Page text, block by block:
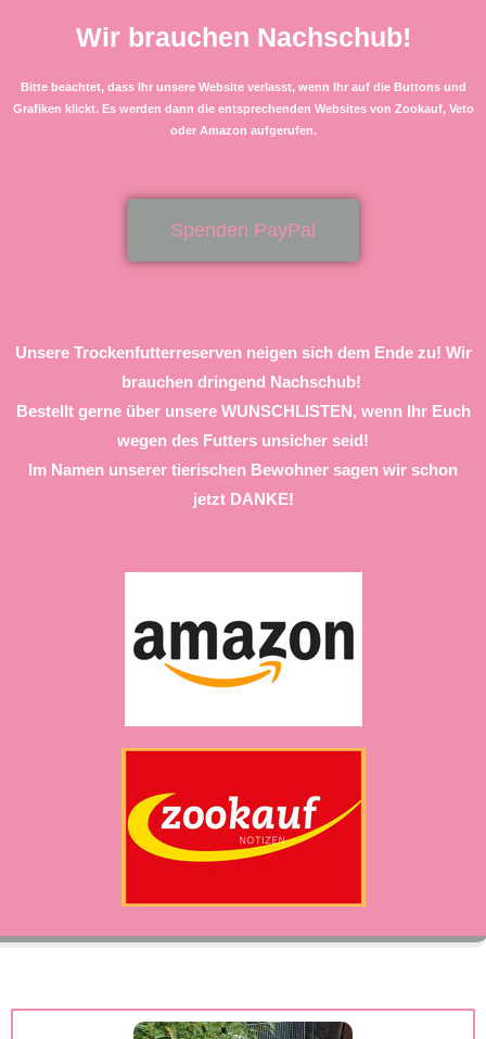
Wir brauchen Nachschub!
Bitte beachtet, dass Ihr unsere Website verlasst, wenn Ihr auf die Buttons und
Grafiken klickt. Es werden dann die entsprechenden Websites von Zookauf, Veto
oder Amazon aufgerufen.
Spenden PayPal
Unsere Trockenfutterreserven neigen sich dem Ende zu! Wir
brauchen dringend Nachschub!
Bestellt gerne über unsere WUNSCHLISTEN, wenn Ihr Euch
wegen des Futters unsicher seid!
Im Namen unserer tierischen Bewohner sagen wir schon
jetzt DANKE!